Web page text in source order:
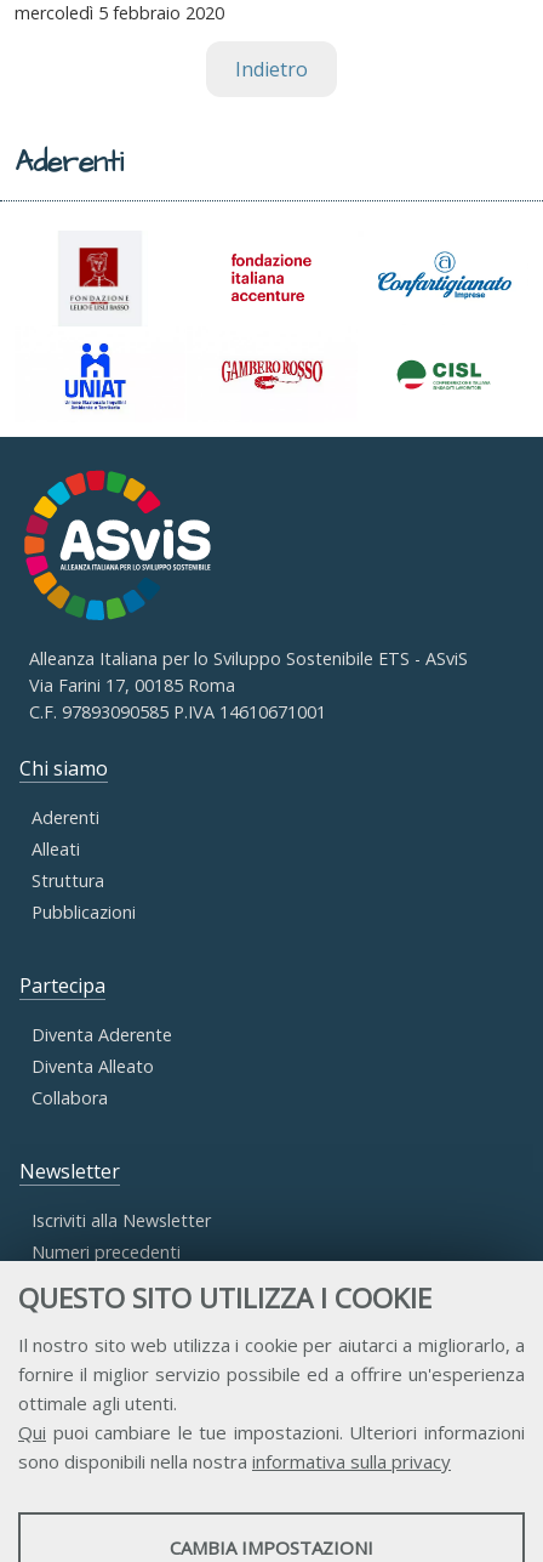
QUESTO SITO UTILIZZA I COOKIE
Il nostro sito web utilizza i cookie per aiutarci a migliorarlo, a
fornire il miglior servizio possibile ed a offrire un'esperienza
ottimale agli utenti.
Qui puoi cambiare le tue impostazioni. Ulteriori informazioni
sono disponibili nella nostra informativa sulla privacy
STATISTICHE
CAMBIA IMPOSTAZIONI
mercoledì 5 febbraio 2020
Indietro
Aderenti
Alleanza Italiana per lo Sviluppo Sostenibile ETS - ASviS
Via Farini 17, 00185 Roma
C.F. 97893090585 P.IVA 14610671001
Chi siamo
Aderenti
Alleati
Struttura
Pubblicazioni
Partecipa
Diventa Aderente
Diventa Alleato
Collabora
Newsletter
Iscriviti alla Newsletter
Numeri precedenti
Accesso Aderenti
Accesso Consulta
Accesso Team